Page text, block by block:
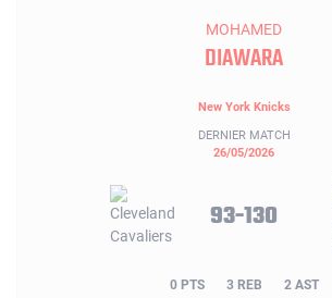
MOHAMED
DIAWARA
New York Knicks
DERNIER MATCH
26/05/2026
93-130
0 PTS 3 REB 2 AST